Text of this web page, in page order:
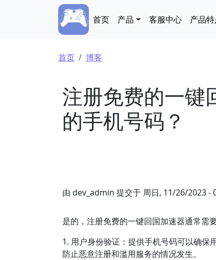
Main navigation
首页 产品 客服中心 产品
面包屑
首页 博客
注册免费的一键
的手机号码？
由 dev_admin 提交于 周日, 11/26/2023 -
是的，注册免费的一键回国加速器通常需
1. 用户身份验证：提供手机号码可以确保
防止恶意注册和滥用服务的情况发生。